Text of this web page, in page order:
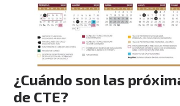
¿Cuándo son las
de CTE?